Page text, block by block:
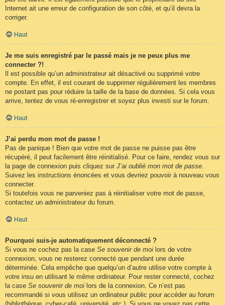
Internet ait une erreur de configuration de son côté, et qu’il devra la
corriger.
Haut
Je me suis enregistré par le passé mais je ne peux plus me
connecter ?!
Il est possible qu’un administrateur ait désactivé ou supprimé votre
compte. En effet, il est courant de supprimer régulièrement les membres
ne postant pas pour réduire la taille de la base de données. Si cela vous
arrive, tentez de vous ré-enregistrer et soyez plus investi sur le forum.
Haut
J’ai perdu mon mot de passe !
Pas de panique ! Bien que votre mot de passe ne puisse pas être
récupéré, il peut facilement être réinitialisé. Pour ce faire, rendez vous sur
la page de connexion puis cliquez sur J’ai oublié mon mot de passe.
Suivez les instructions énoncées et vous devriez pouvoir à nouveau vous
connecter.
Si toutefois vous ne parveniez pas à réinitialiser votre mot de passe,
contactez un administrateur du forum.
Haut
Pourquoi suis-je automatiquement déconnecté ?
Si vous ne cochez pas la case Se souvenir de moi lors de votre
connexion, vous ne resterez connecté que pendant une durée
déterminée. Cela empêche que quelqu’un d’autre utilise votre compte à
votre insu en utilisant le même ordinateur. Pour rester connecté, cochez
la case Se souvenir de moi lors de la connexion. Ce n’est pas
recommandé si vous utilisez un ordinateur public pour accéder au forum